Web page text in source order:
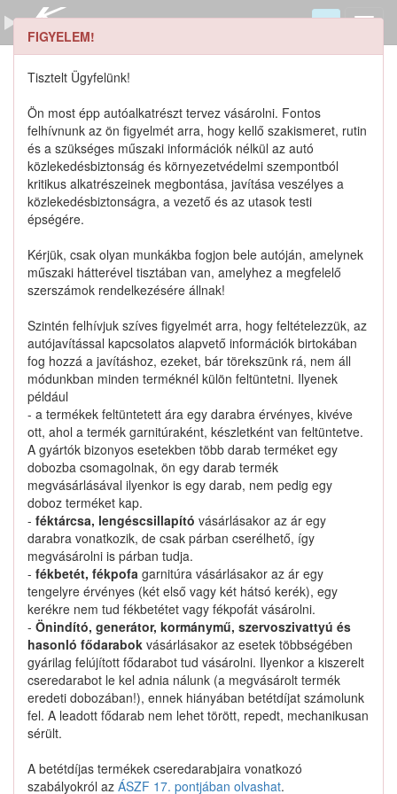
Szerszámkatalógus
Kosár
Alkatrészek
FIGYELEM!
Tisztelt Ügyfelünk!
Ön most épp autóalkatrészt tervez vásárolni. Fontos
felhívnunk az ön figyelmét arra, hogy kellő szakismeret, rutin
és a szükséges műszaki információk nélkül az autó
közlekedésbiztonság és környezetvédelmi szempontból
kritikus alkatrészeinek megbontása, javítása veszélyes a
közlekedésbiztonságra, a vezető és az utasok testi
épségére.
Kérjük, csak olyan munkákba fogjon bele autóján, amelynek
műszaki hátterével tisztában van, amelyhez a megfelelő
szerszámok rendelkezésére állnak!
Szintén felhívjuk szíves figyelmét arra, hogy feltételezzük, az
autójavítással kapcsolatos alapvető információk birtokában
fog hozzá a javításhoz, ezeket, bár törekszünk rá, nem áll
módunkban minden terméknél külön feltüntetni. Ilyenek
például
- a termékek feltüntetett ára egy darabra érvényes, kivéve
ott, ahol a termék garnitúraként, készletként van feltüntetve.
A gyártók bizonyos esetekben több darab terméket egy
dobozba csomagolnak, ön egy darab termék
megvásárlásával ilyenkor is egy darab, nem pedig egy
doboz terméket kap.
- féktárcsa, lengéscsillapító vásárlásakor az ár egy
darabra vonatkozik, de csak párban cserélhető, így
megvásárolni is párban tudja.
- fékbetét, fékpofa garnitúra vásárlásakor az ár egy
tengelyre érvényes (két első vagy két hátsó kerék), egy
kerékre nem tud fékbetétet vagy fékpofát vásárolni.
- Önindító, generátor, kormánymű, szervoszivattyú és
hasonló fődarabok vásárlásakor az esetek többségében
gyárilag felújított fődarabot tud vásárolni. Ilyenkor a kiszerelt
cseredarabot le kel adnia nálunk (a megvásárolt termék
eredeti dobozában!), ennek hiányában betétdíjat számolunk
fel. A leadott fődarab nem lehet törött, repedt, mechanikusan
sérült.
A betétdíjas termékek cseredarabjaira vonatkozó
szabályokról az ÁSZF 17. pontjában olvashat.
0155008353 keresése
0 1
Részletes keresés
Katalógusban szereplő termékek
Katalógusban nem szereplő termékek
Nagyítás
C Kauffer-cikkszám: 258-835-BOS
BOSAL 258-835csavar, kipufogó
Menetméret : M8
Hossz [mm] : 35
Extra gyors belföldi készlet
Gyorsan az üzletben
1234 Ft
Kosárba